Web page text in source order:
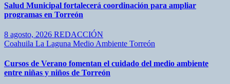
Salud Municipal fortalecerá coordinación para ampliar
programas en Torreón
8 agosto, 2026 REDACCIÓN
Coahuila La Laguna Medio Ambiente Torreón
Cursos de Verano fomentan el cuidado del medio ambiente
entre niñas y niños de Torreón